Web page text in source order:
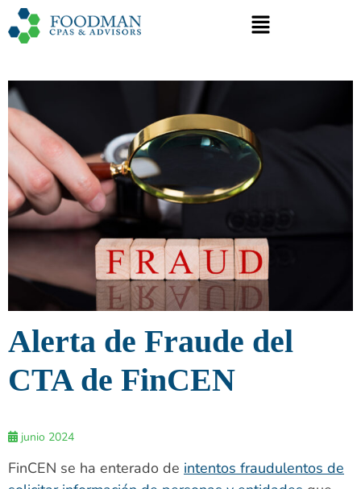
Alerta de Fraude del
CTA de FinCEN
junio 2024
FinCEN se ha enterado de intentos fraudulentos de